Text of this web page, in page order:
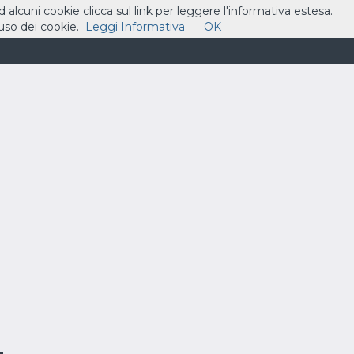
ASSISTENZA CONTATTI CARRELLO
cookie clicca sul link per leggere l'informativa estesa.
dei cookie.
Leggi Informativa OK